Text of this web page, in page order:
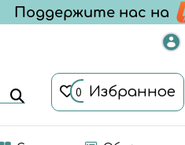
0 Избранное